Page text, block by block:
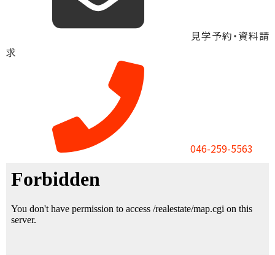
見学予約・資料請
求
046-259-5563